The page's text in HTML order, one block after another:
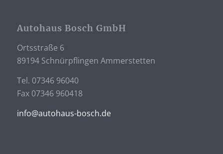
Autohaus Bosch GmbH
Ortsstraße 6
89194 Schnürpflingen Ammerstetten
Tel. 07346 96040
Fax 07346 960418
info@autohaus-bosch.de